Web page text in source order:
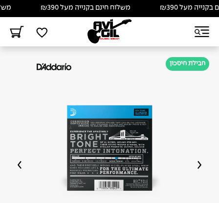
מעל ₪390 משלוח חינם בקנייה מעל ₪390
חבילת חיסכון